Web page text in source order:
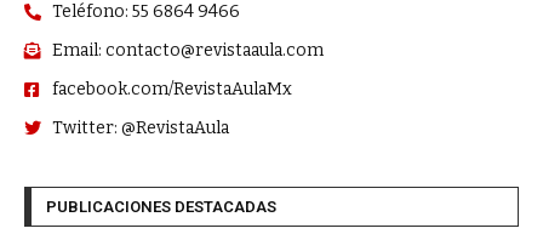
Teléfono: 55 6864 9466
Email: contacto@revistaaula.com
facebook.com/RevistaAulaMx
Twitter: @RevistaAula
PUBLICACIONES DESTACADAS